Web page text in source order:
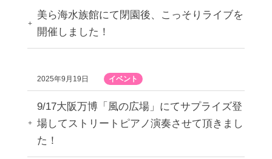
美ら海水族館にて閉園後、こっそりライブを
開催しました！
2025年9月19日 イベント
9/17大阪万博「風の広場」にてサプライズ登
場してストリートピアノ演奏させて頂きまし
た！